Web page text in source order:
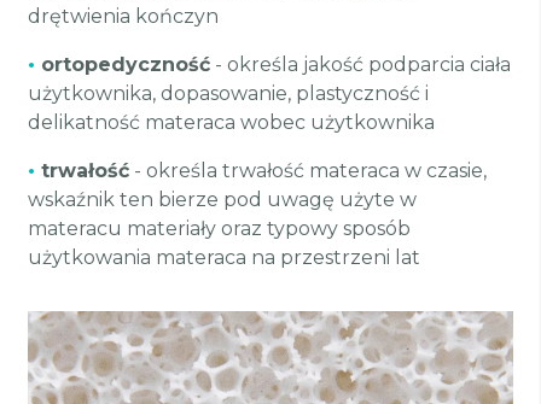
drętwienia kończyn
• ortopedyczność - określa jakość podparcia ciała
użytkownika, dopasowanie, plastyczność i
delikatność materaca wobec użytkownika
• trwałość - określa trwałość materaca w czasie,
wskaźnik ten bierze pod uwagę użyte w
materacu materiały oraz typowy sposób
użytkowania materaca na przestrzeni lat